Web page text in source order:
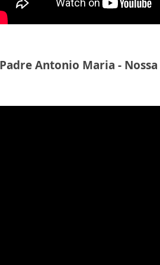
Padre Antonio Maria - Nossa